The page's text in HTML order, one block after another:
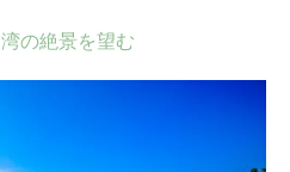
の絶景を望む